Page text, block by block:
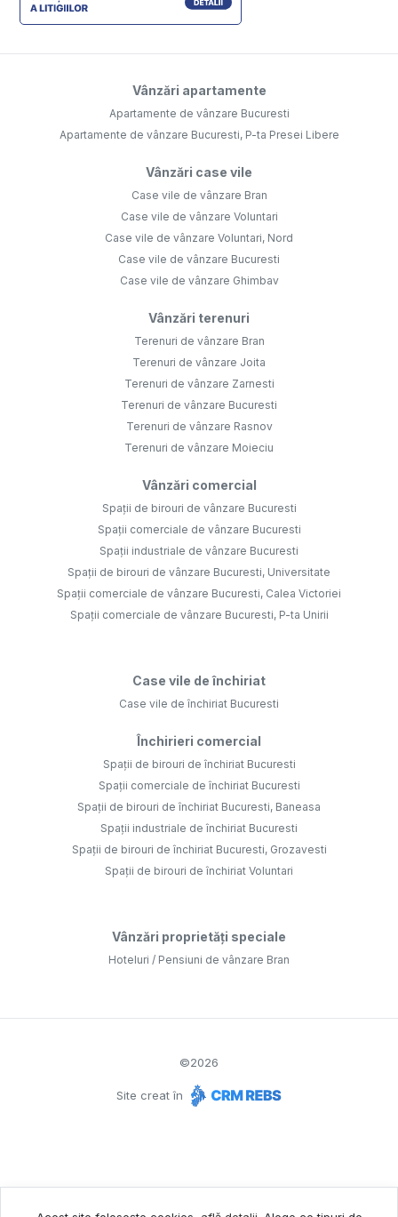
Vânzări apartamente
Apartamente de vânzare Bucuresti
Apartamente de vânzare Bucuresti, P-ta Presei Libere
Vânzări case vile
Case vile de vânzare Bran
Case vile de vânzare Voluntari
Case vile de vânzare Voluntari, Nord
Case vile de vânzare Bucuresti
Case vile de vânzare Ghimbav
Vânzări terenuri
Terenuri de vânzare Bran
Terenuri de vânzare Joita
Terenuri de vânzare Zarnesti
Terenuri de vânzare Bucuresti
Terenuri de vânzare Rasnov
Terenuri de vânzare Moieciu
Vânzări comercial
Spații de birouri de vânzare Bucuresti
Spații comerciale de vânzare Bucuresti
Spații industriale de vânzare Bucuresti
Spații de birouri de vânzare Bucuresti, Universitate
Spații comerciale de vânzare Bucuresti, Calea Victoriei
Spații comerciale de vânzare Bucuresti, P-ta Unirii
Case vile de închiriat
Case vile de închiriat Bucuresti
Închirieri comercial
Spații de birouri de închiriat Bucuresti
Spații comerciale de închiriat Bucuresti
Spații de birouri de închiriat Bucuresti, Baneasa
Spații industriale de închiriat Bucuresti
Spații de birouri de închiriat Bucuresti, Grozavesti
Spații de birouri de închiriat Voluntari
Vânzări proprietăți speciale
Hoteluri / Pensiuni de vânzare Bran
©2026
Site creat în